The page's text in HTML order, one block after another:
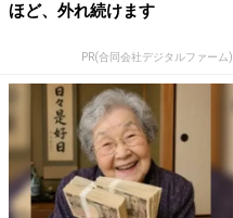
ほど、外れ続けます
PR(合同会社デジタルファーム)